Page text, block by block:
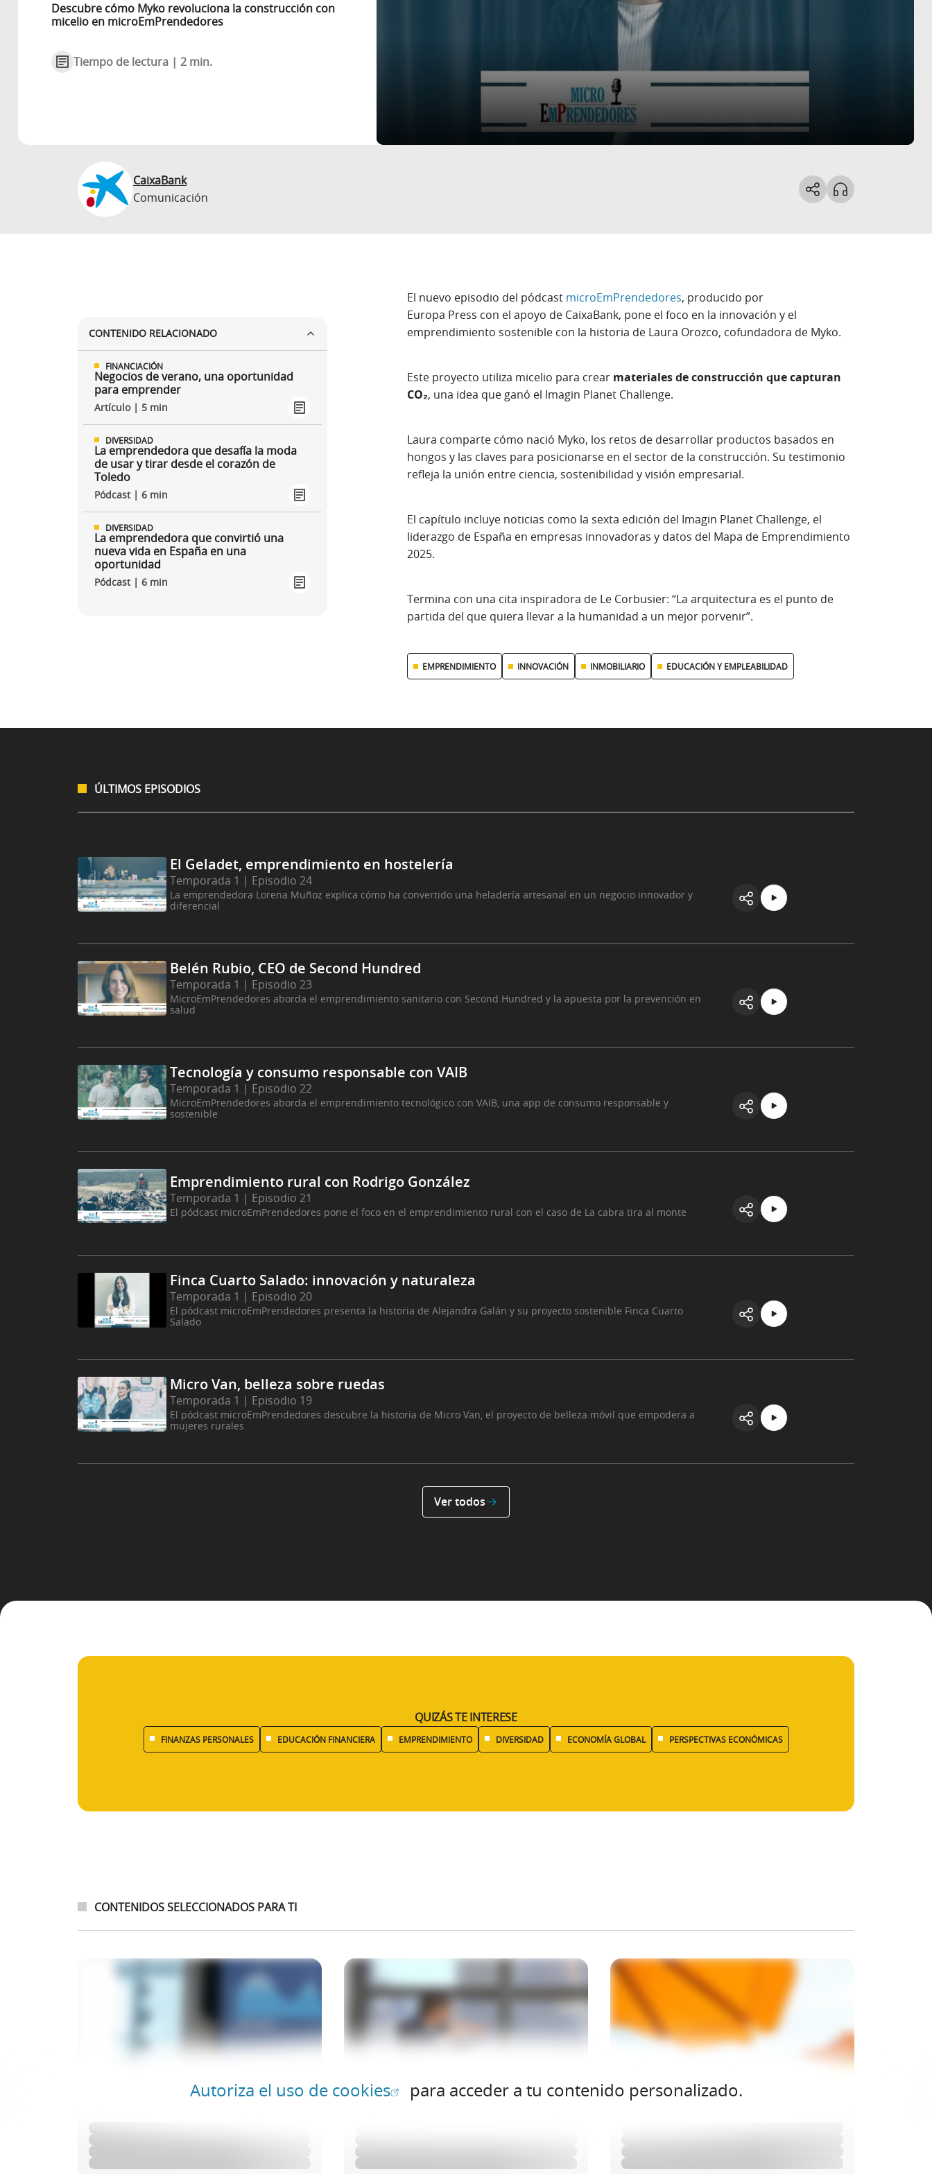
Descubre cómo Myko revoluciona la construcción con
micelio en microEmPrendedores
Tiempo de lectura | 2 min.
CaixaBank
Comunicación
CONTENIDO RELACIONADO
FINANCIACIÓN
Negocios de verano, una oportunidad
para emprender
Artículo | 5 min
DIVERSIDAD
La emprendedora que desafía la moda
de usar y tirar desde el corazón de
Toledo
Pódcast | 6 min
DIVERSIDAD
La emprendedora que convirtió una
nueva vida en España en una
oportunidad
Pódcast | 6 min
El nuevo episodio del pódcast microEmPrendedores, producido por
Europa Press con el apoyo de CaixaBank, pone el foco en la innovación y el
emprendimiento sostenible con la historia de Laura Orozco, cofundadora de Myko.
Este proyecto utiliza micelio para crear materiales de construcción que capturan
CO₂, una idea que ganó el Imagin Planet Challenge.
Laura comparte cómo nació Myko, los retos de desarrollar productos basados en
hongos y las claves para posicionarse en el sector de la construcción. Su testimonio
refleja la unión entre ciencia, sostenibilidad y visión empresarial.
El capítulo incluye noticias como la sexta edición del Imagin Planet Challenge, el
liderazgo de España en empresas innovadoras y datos del Mapa de Emprendimiento
2025.
Termina con una cita inspiradora de Le Corbusier: “La arquitectura es el punto de
partida del que quiera llevar a la humanidad a un mejor porvenir”.
EMPRENDIMIENTO INNOVACIÓN INMOBILIARIO EDUCACIÓN Y EMPLEABILIDAD
ÚLTIMOS EPISODIOS
El Geladet, emprendimiento en hostelería
Temporada 1 | Episodio 24
La emprendedora Lorena Muñoz explica cómo ha convertido una heladería artesanal en un negocio innovador y
diferencial
Belén Rubio, CEO de Second Hundred
Temporada 1 | Episodio 23
MicroEmPrendedores aborda el emprendimiento sanitario con Second Hundred y la apuesta por la prevención en
salud
Tecnología y consumo responsable con VAIB
Temporada 1 | Episodio 22
MicroEmPrendedores aborda el emprendimiento tecnológico con VAIB, una app de consumo responsable y
sostenible
Emprendimiento rural con Rodrigo González
Temporada 1 | Episodio 21
El pódcast microEmPrendedores pone el foco en el emprendimiento rural con el caso de La cabra tira al monte
Finca Cuarto Salado: innovación y naturaleza
Temporada 1 | Episodio 20
El pódcast microEmPrendedores presenta la historia de Alejandra Galán y su proyecto sostenible Finca Cuarto
Salado
Micro Van, belleza sobre ruedas
Temporada 1 | Episodio 19
El pódcast microEmPrendedores descubre la historia de Micro Van, el proyecto de belleza móvil que empodera a
mujeres rurales
Ver todos
QUIZÁS TE INTERESE
FINANZAS PERSONALES EDUCACIÓN FINANCIERA EMPRENDIMIENTO DIVERSIDAD ECONOMÍA GLOBAL PERSPECTIVAS ECONÓMICAS
CONTENIDOS SELECCIONADOS PARA TI
Autoriza el uso de cookies(Abrir en ventana nueva)
para acceder a tu contenido personalizado.